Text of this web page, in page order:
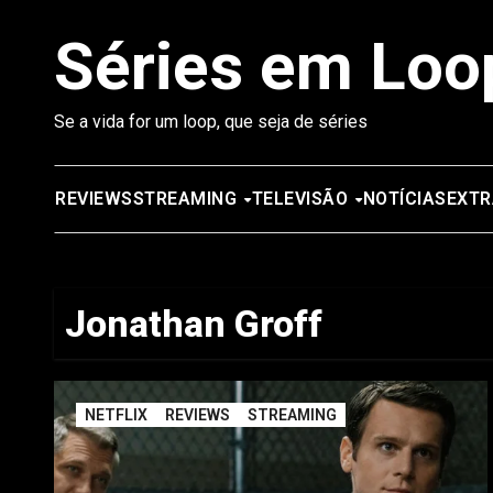
Séries em
Se a vida for um loop, que seja de séries
REVIEWSSTREAMING TELEVISÃO NOTÍCIAS
Jonathan Groff
NETFLIX REVIEWS STREAMING